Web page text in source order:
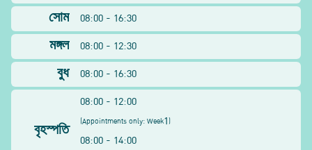
সোম
08:00 - 16:30
মঙ্গল
08:00 - 12:30
বুধ
08:00 - 16:30
বৃহস্পতি
08:00 - 12:00
(Appointments only: Week1)
08:00 - 14:00